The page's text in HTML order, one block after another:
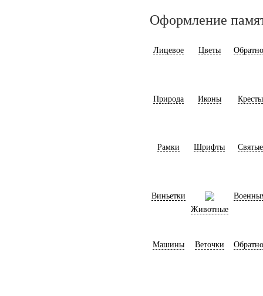
Оформление
Лицевое Цветы
Природа Иконы Кресты
Рамки Шрифты Святые
Виньетки
Животные
Машины Веточки